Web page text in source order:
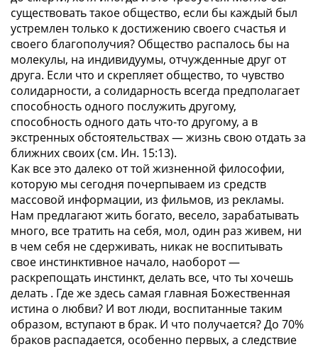
существовать такое общество, если бы каждый был
устремлен только к достижению своего счастья и
своего благополучия? Общество распалось бы на
молекулы, на индивидуумы, отчужденные друг от
друга. Если что и скрепляет общество, то чувство
солидарности, а солидарность всегда предполагает
способность одного послужить другому,
способность одного дать что-то другому, а в
экстренных обстоятельствах — жизнь свою отдать за
ближних своих (см. Ин. 15:13).
Как все это далеко от той жизненной философии,
которую мы сегодня почерпываем из средств
массовой информации, из фильмов, из рекламы.
Нам предлагают жить богато, весело, зарабатывать
много, все тратить на себя, мол, один раз живем, ни
в чем себя не сдерживать, никак не воспитывать
свое инстинктивное начало, наоборот —
раскрепощать инстинкт, делать все, что ты хочешь
делать . Где же здесь самая главная Божественная
истина о любви? И вот люди, воспитанные таким
образом, вступают в брак. И что получается? До 70%
браков распадается, особенно первых, а следствие